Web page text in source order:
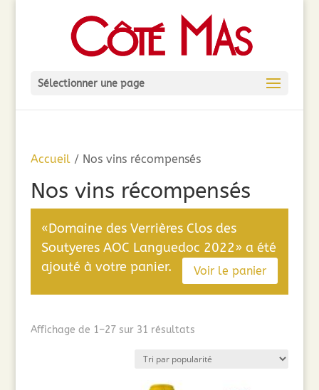
Sélectionner une page
Accueil/ Nos vins récompensés
Nos vins récompensés
«Domaine des Verrières Clos des
Soutyeres AOC Languedoc 2022» a été
ajouté à votre panier.
Voir le panier
Affichage de 1–27 sur 31 résultatsTrié